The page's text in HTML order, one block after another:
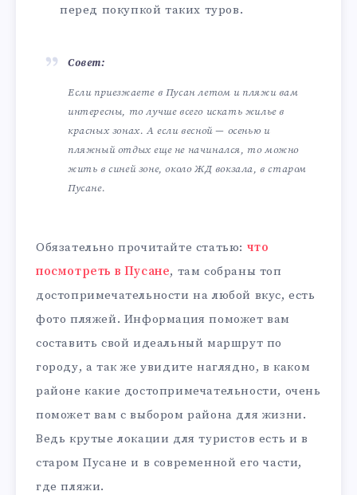
перед покупкой таких туров.
Совет:
Если приезжаете в Пусан летом и пляжи вам
интересны, то лучше всего искать жилье в
красных зонах. А если весной — осенью и
пляжный отдых еще не начинался, то можно
жить в синей зоне, около ЖД вокзала, в старом
Пусане.
Обязательно прочитайте статью: что
посмотреть в Пусане, там собраны топ
достопримечательности на любой вкус, есть
фото пляжей. Информация поможет вам
составить свой идеальный маршрут по
городу, а так же увидите наглядно, в каком
районе какие достопримечательности, очень
поможет вам с выбором района для жизни.
Ведь крутые локации для туристов есть и в
старом Пусане и в современной его части,
где пляжи.